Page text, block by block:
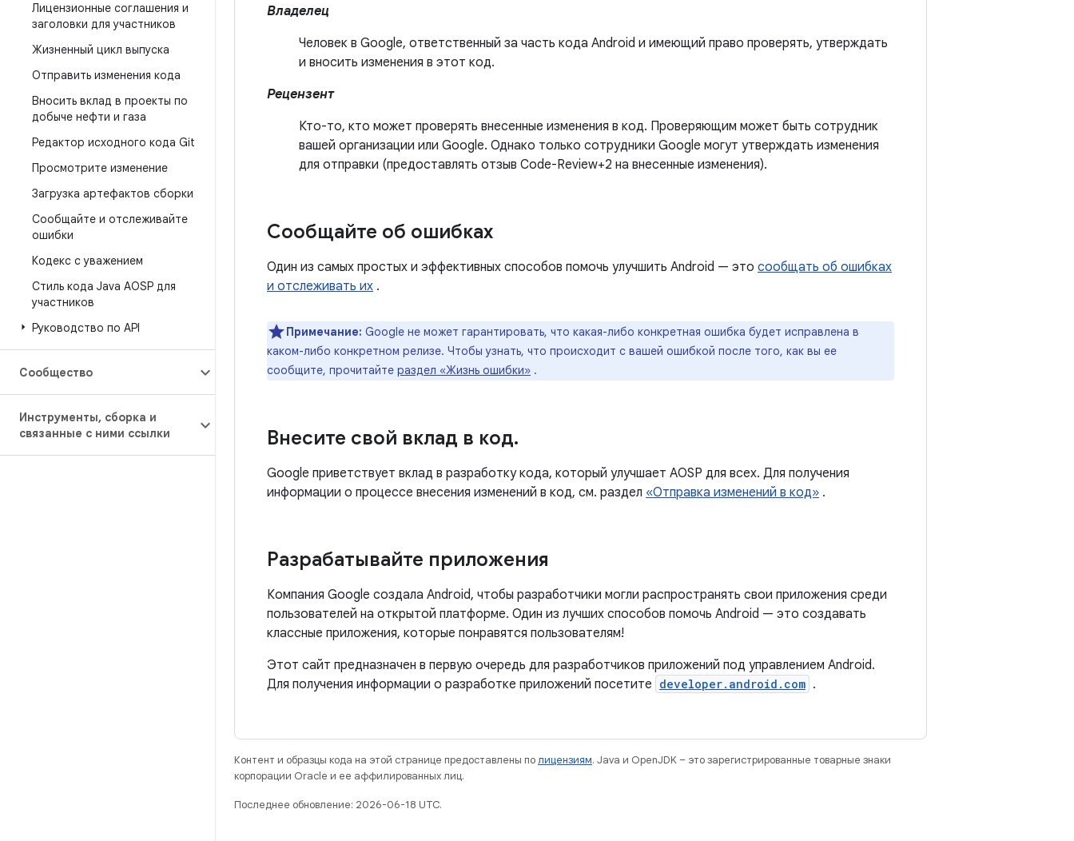
Лицензионные соглашения и
заголовки для участников
Жизненный цикл выпуска
Отправить изменения кода
Вносить вклад в проекты по
добыче нефти и газа
Редактор исходного кода Git
Просмотрите изменение
Загрузка артефактов сборки
Сообщайте и отслеживайте
ошибки
Кодекс с уважением
Стиль кода Java AOSP для
участников
Руководство по API
Сообщество
Инструменты, сборка и
связанные с ними ссылки
Владелец
Человек в Google, ответственный за часть кода Android и имеющий право проверять, утверждать
и вносить изменения в этот код.
Рецензент
Кто-то, кто может проверять внесенные изменения в код. Проверяющим может быть сотрудник
вашей организации или Google. Однако только сотрудники Google могут утверждать изменения
для отправки (предоставлять отзыв Code-Review+2 на внесенные изменения).
Сообщайте об ошибках
Один из самых простых и эффективных способов помочь улучшить Android — это сообщать об ошибках
и отслеживать их .
Примечание: Google не может гарантировать, что какая-либо конкретная ошибка будет исправлена ​​в
каком-либо конкретном релизе. Чтобы узнать, что происходит с вашей ошибкой после того, как вы ее
сообщите, прочитайте раздел «Жизнь ошибки» .
Внесите свой вклад в код.
Google приветствует вклад в разработку кода, который улучшает AOSP для всех. Для получения
информации о процессе внесения изменений в код, см. раздел «Отправка изменений в код» .
Разрабатывайте приложения
Компания Google создала Android, чтобы разработчики могли распространять свои приложения среди
пользователей на открытой платформе. Один из лучших способов помочь Android — это создавать
классные приложения, которые понравятся пользователям!
Этот сайт предназначен в первую очередь для разработчиков приложений под управлением Android.
Для получения информации о разработке приложений посетите developer.android.com .
Контент и образцы кода на этой странице предоставлены полицензиям. Java и OpenJDK – это зарегистрированные товарные знаки
корпорации Oracle и ее аффилированных лиц.
Последнее обновление: 2026-06-18 UTC.